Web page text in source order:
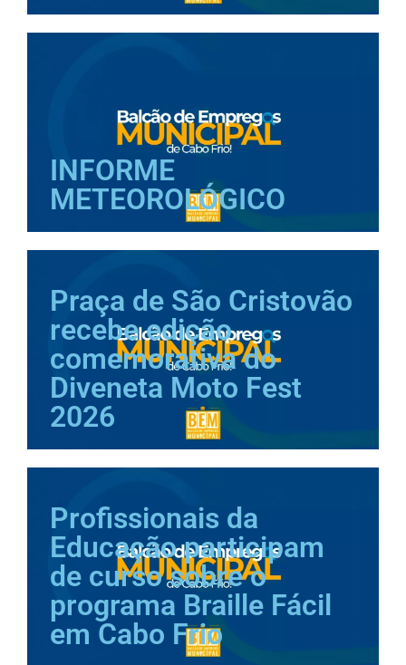
INFORME
METEOROLÓGICO
Praça de São Cristovão
recebe edição
comemorativa do
Diveneta Moto Fest
2026
Profissionais da
Educação participam
de curso sobre o
programa Braille Fácil
em Cabo Frio